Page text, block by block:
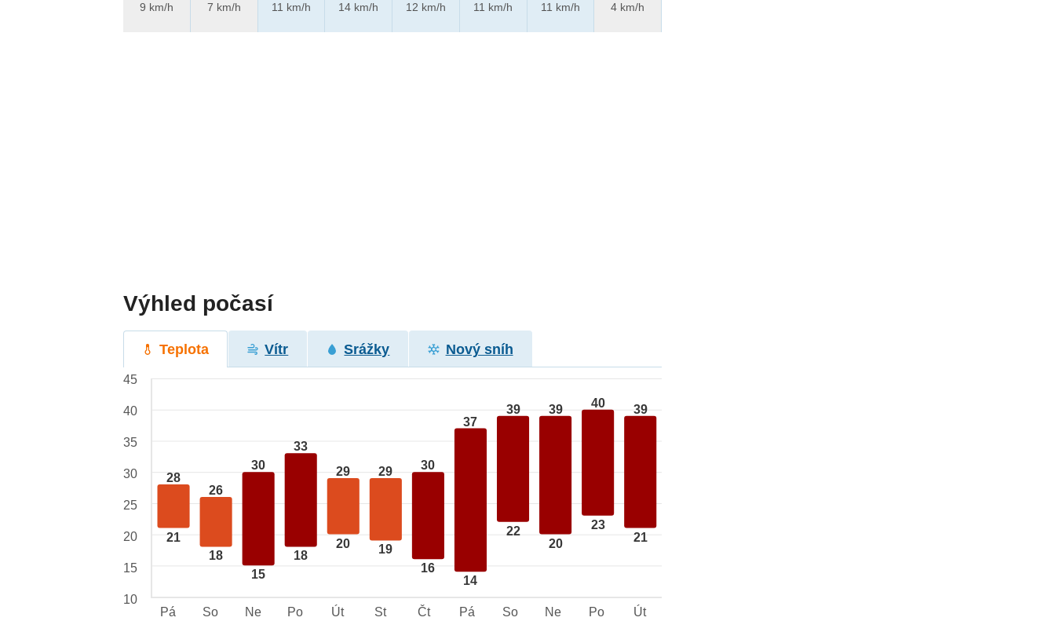
9 km/h
7 km/h
11 km/h
14 km/h
12 km/h
11 km/h
11 km/h
4 km/h
Výhled počasí
Teplota Vítr Srážky Nový sníh
28
21
26
18
30
15
33
18
29
20
29
19
30
16
37
14
39
22
39
20
40
23
39
21
45
40
35
30
25
20
15
10
Pá
So Ne Po Út St Čt Pá So Ne Po Út